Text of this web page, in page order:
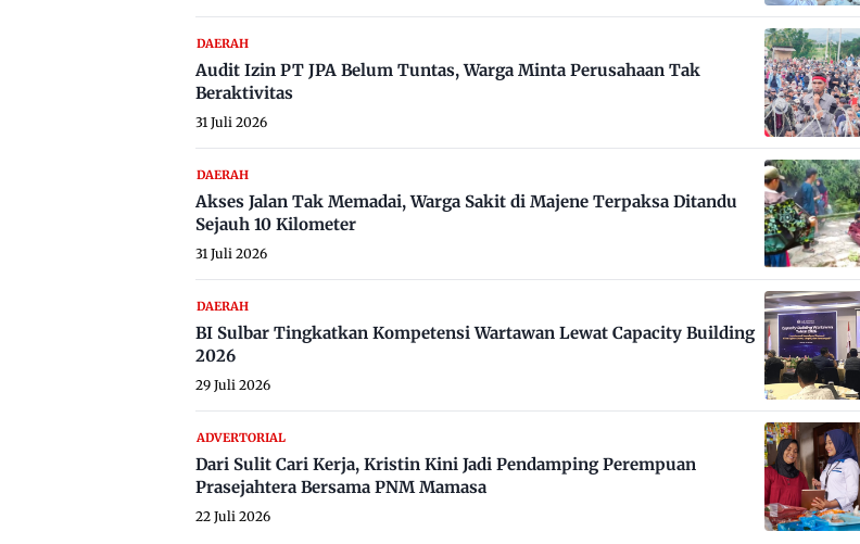
DAERAH
Audit Izin PT JPA Belum Tuntas, Warga Minta Perusahaan Tak
Beraktivitas
31 Juli 2026
DAERAH
Akses Jalan Tak Memadai, Warga Sakit di Majene Terpaksa Ditandu
Sejauh 10 Kilometer
31 Juli 2026
DAERAH
BI Sulbar Tingkatkan Kompetensi Wartawan Lewat Capacity Building
2026
29 Juli 2026
ADVERTORIAL
Dari Sulit Cari Kerja, Kristin Kini Jadi Pendamping Perempuan
Prasejahtera Bersama PNM Mamasa
22 Juli 2026